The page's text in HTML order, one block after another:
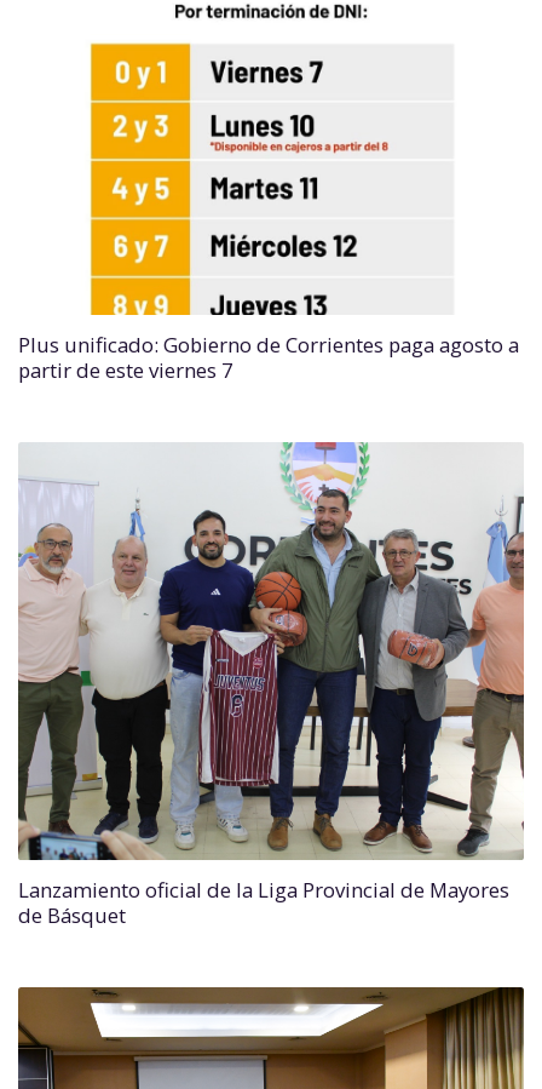
Plus unificado: Gobierno de Corrientes paga agosto a
partir de este viernes 7
Lanzamiento oficial de la Liga Provincial de Mayores
de Básquet